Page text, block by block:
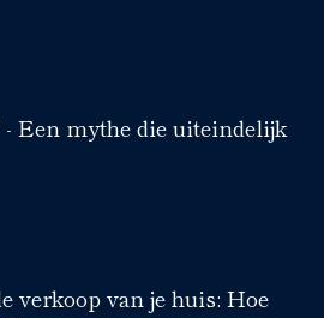
Een mythe die uiteindelijk
verkoop van je huis: Hoe